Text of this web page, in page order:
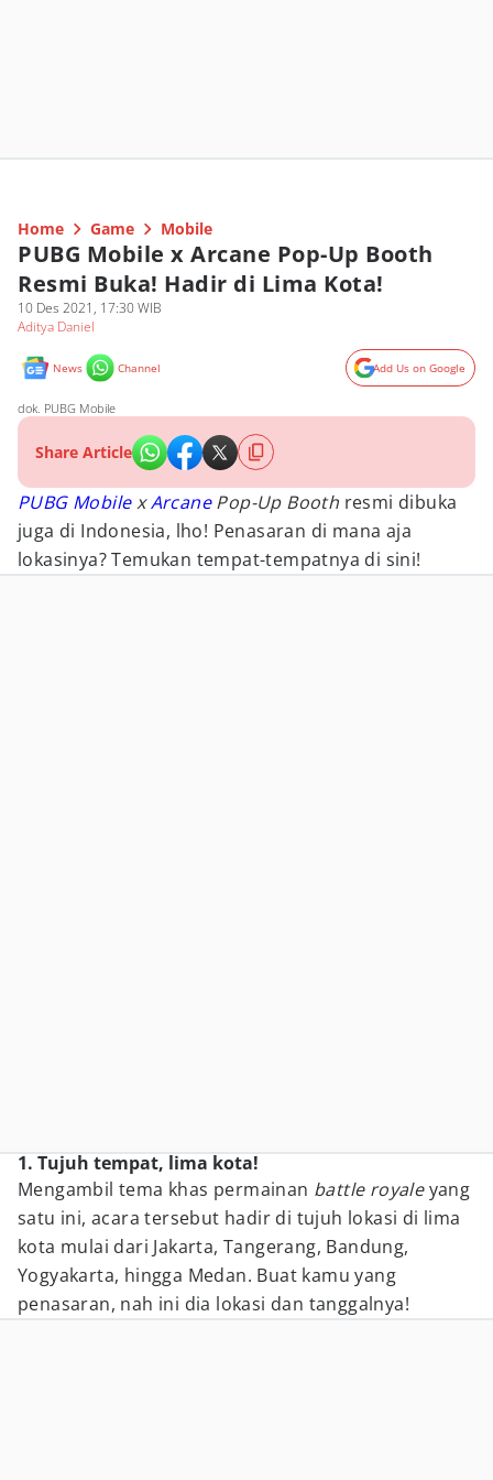
Home Game Mobile
PUBG Mobile x Arcane Pop-Up Booth
Resmi Buka! Hadir di Lima Kota!
10 Des 2021, 17:30 WIB
Aditya Daniel
News Channel Add Us on Google
dok. PUBG Mobile
Share Article
PUBG MobilexArcanePop-Up Booth resmi dibuka
juga di Indonesia, lho! Penasaran di mana aja
lokasinya? Temukan tempat-tempatnya di sini!
1. Tujuh tempat, lima kota!
Mengambil tema khas permainan battle royaleyang
satu ini, acara tersebut hadir di tujuh lokasi di lima
kota mulai dari Jakarta, Tangerang, Bandung,
Yogyakarta, hingga Medan. Buat kamu yang
penasaran, nah ini dia lokasi dan tanggalnya!